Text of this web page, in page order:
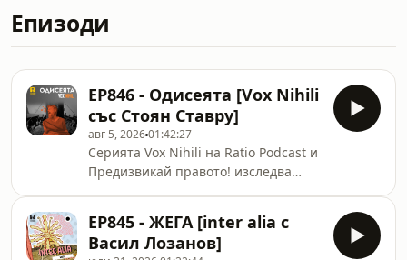
Епизоди
EP846 - Одисеята [Vox Nihili
със Стоян Ставру]
авг 5, 202601:42:27
Серията Vox Nihili на Ratio Podcast и
Предизвикай правото! изследва
също така и редица дискусионни
теми от сферата на философията.
EP845 - ЖЕГА [inter alia с
Васил Лозанов]